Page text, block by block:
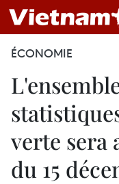
ÉCONOMIE
verte sera
du 15